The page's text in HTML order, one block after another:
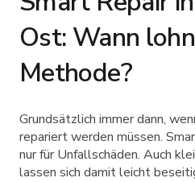
Ost: Wann
Methode?
Grundsätzlich immer dann,
repariert werden müssen.
nur für Unfallschäden. Auch
lassen sich damit leicht